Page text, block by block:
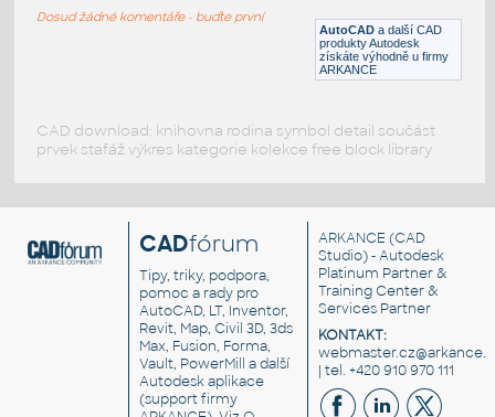
AutoCAD a další CAD
produkty Autodesk
získáte výhodně u firmy
ARKANCE
Dosud žádné komentáře - buďte první
CAD download: knihovna rodina symbol detail součást
prvek stafáž výkres kategorie kolekce free block library
CADfórum
Tipy, triky, podpora,
pomoc a rady pro
AutoCAD, LT, Inventor,
Revit, Map, Civil 3D, 3ds
Max, Fusion, Forma,
Vault, PowerMill a další
Autodesk aplikace
(support firmy
ARKANCE (CAD
Studio) - Autodesk
Platinum Partner &
Training Center &
Services Partner
KONTAKT:
| tel. +420 910 970 111